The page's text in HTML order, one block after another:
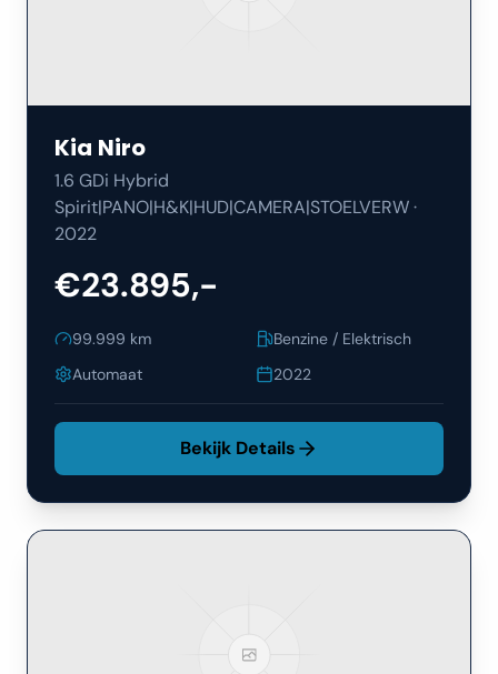
Kia Niro
1.6 GDi Hybrid
Spirit|PANO|H&K|HUD|CAMERA|STOELVERW·
2022
€23.895,-
99.999 km
Benzine / Elektrisch
Automaat
2022
Bekijk Details